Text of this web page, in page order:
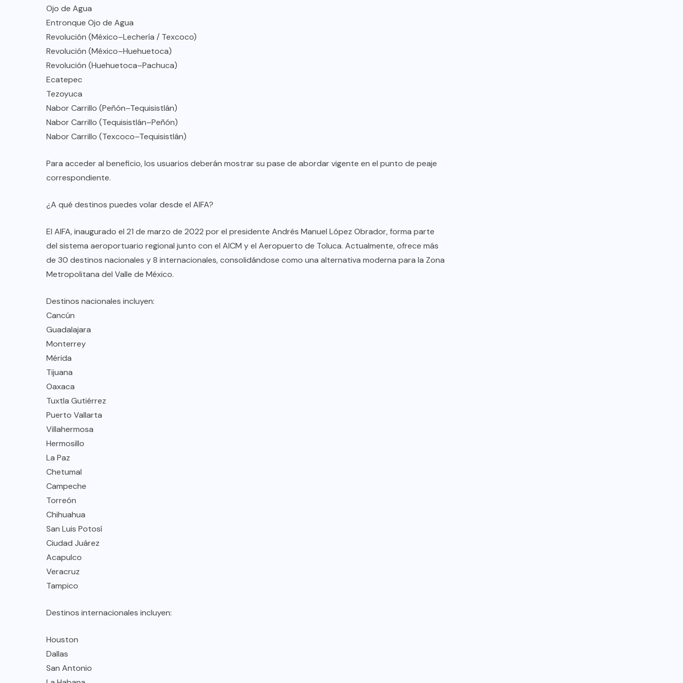
Ojo de Agua
Entronque Ojo de Agua
Revolución (México–Lechería / Texcoco)
Revolución (México–Huehuetoca)
Revolución (Huehuetoca–Pachuca)
Ecatepec
Tezoyuca
Nabor Carrillo (Peñón–Tequisistlán)
Nabor Carrillo (Tequisistlán–Peñón)
Nabor Carrillo (Texcoco–Tequisistlán)
Para acceder al beneficio, los usuarios deberán mostrar su pase de abordar vigente en el punto de peaje
correspondiente.
¿A qué destinos puedes volar desde el AIFA?
El AIFA, inaugurado el 21 de marzo de 2022 por el presidente Andrés Manuel López Obrador, forma parte
del sistema aeroportuario regional junto con el AICM y el Aeropuerto de Toluca. Actualmente, ofrece más
de 30 destinos nacionales y 8 internacionales, consolidándose como una alternativa moderna para la Zona
Metropolitana del Valle de México.
Destinos nacionales incluyen:
Cancún
Guadalajara
Monterrey
Mérida
Tijuana
Oaxaca
Tuxtla Gutiérrez
Puerto Vallarta
Villahermosa
Hermosillo
La Paz
Chetumal
Campeche
Torreón
Chihuahua
San Luis Potosí
Ciudad Juárez
Acapulco
Veracruz
Tampico
Destinos internacionales incluyen:
Houston
Dallas
San Antonio